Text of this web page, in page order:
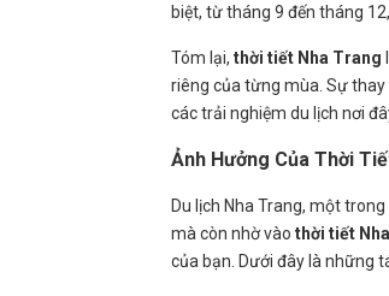
biệt, từ tháng 9 đến tháng
Tóm lại, thời tiết Nha Trang
riêng của từng mùa. Sự thay
các trải nghiệm du lịch nơi
Ảnh Hưởng Của Thời
Du lịch Nha Trang, một
mà còn nhờ vào thời tiết
của bạn. Dưới đây là những